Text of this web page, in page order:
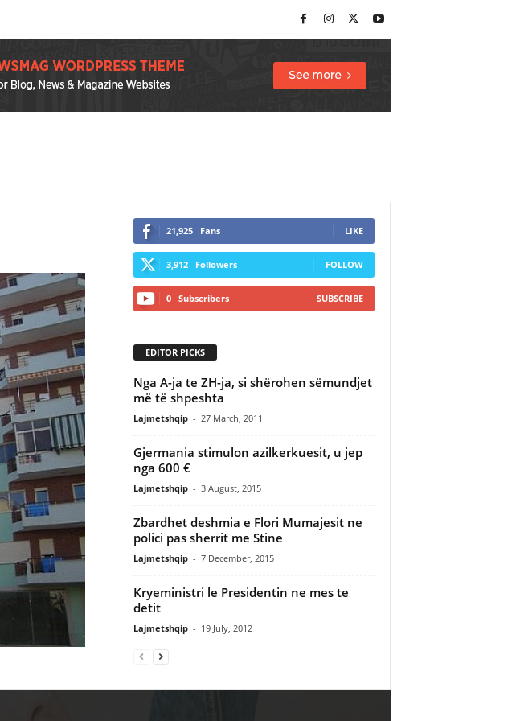
21,925 Fans LIKE
3,912 Followers FOLLOW
0 Subscribers SUBSCRIBE
EDITOR PICKS
Nga A-ja te ZH-ja, si shërohen sëmundjet
më të shpeshta
Lajmetshqip - 27 March, 2011
Gjermania stimulon azilkerkuesit, u jep
nga 600 €
Lajmetshqip - 3 August, 2015
Zbardhet deshmia e Flori Mumajesit ne
polici pas sherrit me Stine
Lajmetshqip - 7 December, 2015
Kryeministri le Presidentin ne mes te
detit
Lajmetshqip - 19 July, 2012